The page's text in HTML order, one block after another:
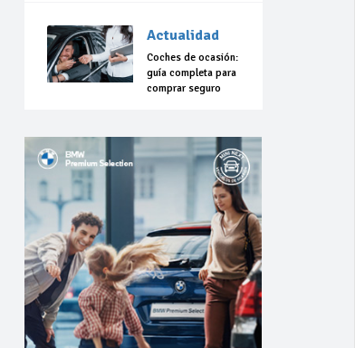
Actualidad
Coches de ocasión:
guía completa para
comprar seguro